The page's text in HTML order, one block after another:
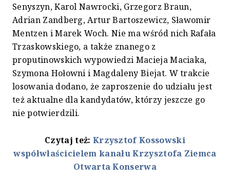
Senyszyn, Karol Nawrocki, Grzegorz Braun,
Adrian Zandberg, Artur Bartoszewicz, Sławomir
Mentzen i Marek Woch. Nie ma wśród nich Rafała
Trzaskowskiego, a także znanego z
proputinowskich wypowiedzi Macieja Maciaka,
Szymona Hołowni i Magdaleny Biejat. W trakcie
losowania dodano, że zaproszenie do udziału jest
też aktualne dla kandydatów, którzy jeszcze go
nie potwierdzili.
Czytaj też: Krzysztof Kossowski
współwłaścicielem kanału Krzysztofa Ziemca
Otwarta Konserwa